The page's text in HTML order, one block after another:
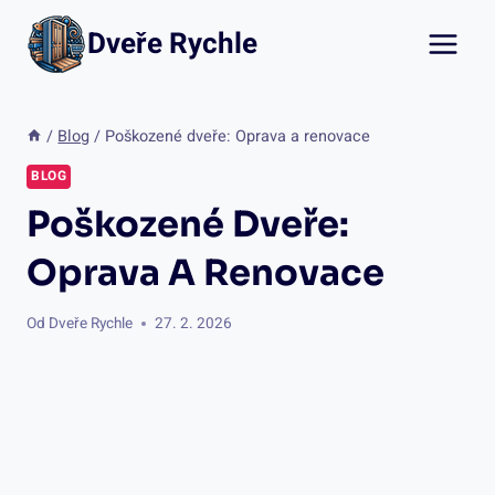
Přeskočit
obsah
Dveře Rychle
/ Blog / Poškozené dveře: Oprava a renovace
BLOG
Poškozené Dveře:
Oprava A Renovace
Od Dveře Rychle 27. 2. 2026